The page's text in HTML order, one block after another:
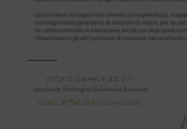
Il Bilancio Sociale non è
arrivo. È un percorso che genera valore!
Negli ultimi anni enti,